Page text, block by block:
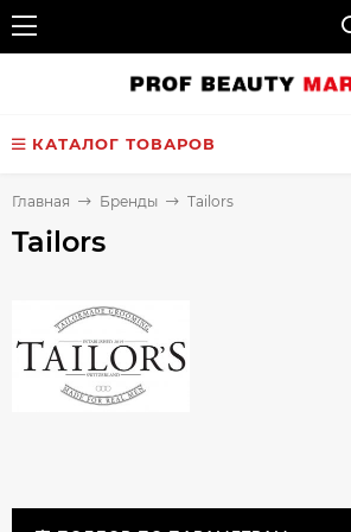
КАТАЛОГ ТОВАРОВ
Главная Бренды Tailors
Tailors